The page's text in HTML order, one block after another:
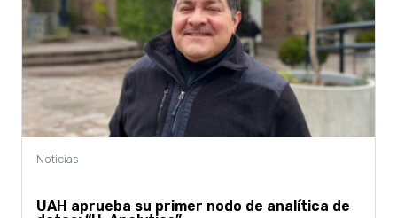
UAH aprueba su primer nodo de analítica de